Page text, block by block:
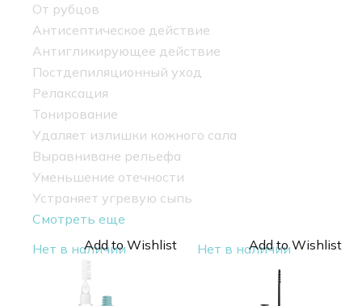
От рубцов
Антисептическое действие
Антигликирующее действие
Постдепиляционный уход
Релаксация
Тонирование
Удаляет излишки кожного сала
Выравниване рельефа
Уменьшение отечности
Устраняет угревую сыпь
Смотреть еще
Нет в наличииAdd to Wishlist Нет в наличииAdd to Wishlist